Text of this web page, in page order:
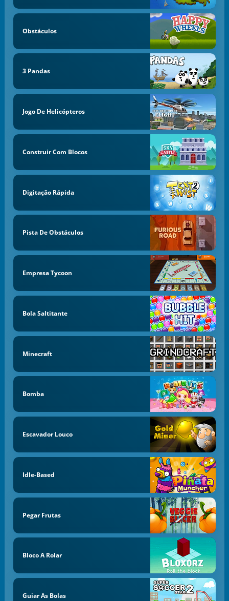
Obstáculos
3 Pandas
Jogo De Helicópteros
Construir Com Blocos
Digitação Rápida
Pista De Obstáculos
Empresa Tycoon
Bola Saltitante
Minecraft
Bomba
Escavador Louco
Idle-Based
Pegar Frutas
Bloco A Rolar
Guiar As Bolas